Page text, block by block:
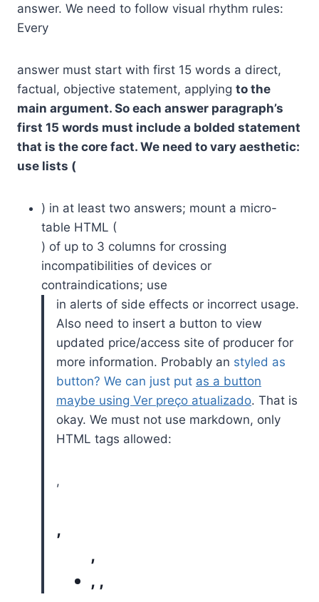
answer. We need to follow visual rhythm rules:
Every
answer must start with first 15 words a direct,
factual, objective statement, applying to the
main argument. So each answer paragraph’s
first 15 words must include a bolded statement
that is the core fact. We need to vary aesthetic:
use lists (
) in at least two answers; mount a micro-
table HTML (
) of up to 3 columns for crossing
incompatibilities of devices or
contraindications; use
in alerts of side effects or incorrect usage.
Also need to insert a button to view
updated price/access site of producer for
more information. Probably an styled as
button? We can just put as a button
maybe using Ver preço atualizado. That is
okay. We must not use markdown, only
HTML tags allowed:
,
,
,
, ,